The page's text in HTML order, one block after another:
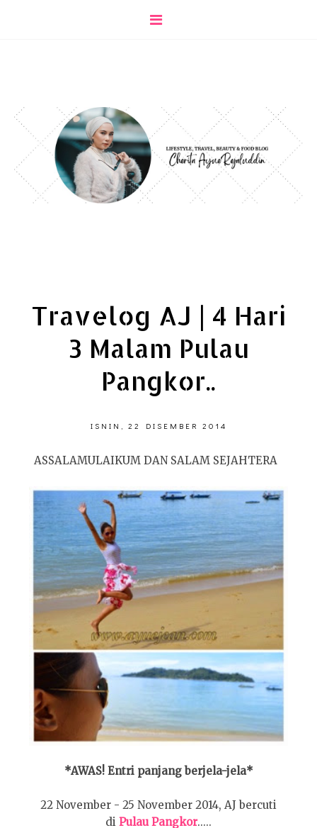
Travelog AJ | 4 Hari
3 Malam Pulau
Pangkor..
ISNIN, 22 DISEMBER 2014
ASSALAMULAIKUM DAN SALAM SEJAHTERA
*AWAS! Entri panjang berjela-jela*
22 November - 25 November 2014, AJ bercuti
di Pulau Pangkor.....